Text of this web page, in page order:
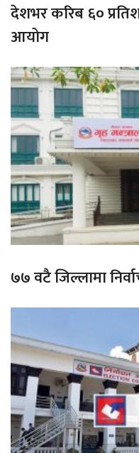
देशभर करिब ६०
आयोग
७७ वटै जिल्लामा